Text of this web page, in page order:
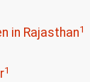
in Rajasthan1
1